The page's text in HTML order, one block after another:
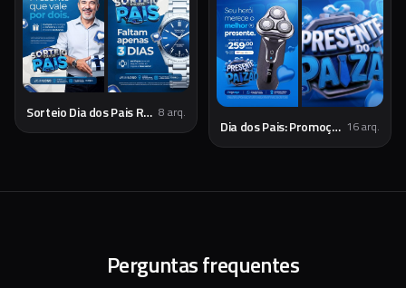
Sorteio Dia dos Pais Relojoaria - Social Media 8 arq.
Dia dos Pais: Promoções e Presentes Especiais 16arq.
Perguntas frequentes